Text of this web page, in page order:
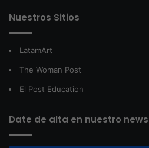
Nuestros Sitios
LatamArt
The Woman Post
El Post Education
Date de alta en nuestro